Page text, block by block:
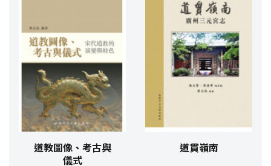
道教圖像、考古與
儀式
道貫嶺南